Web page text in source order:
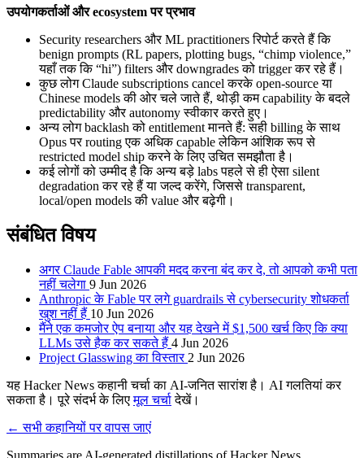
उपयोगकर्ताओं और ecosystem पर प्रभाव
Security researchers और ML practitioners रिपोर्ट करते हैं कि
benign prompts (RL papers, plotting bugs, “chimp violence,”
यहाँ तक कि “hi”) filters और downgrades को trigger कर रहे हैं।
कुछ लोग Claude subscriptions cancel करके open-source या
Chinese models की ओर चले जाते हैं, थोड़ी कम capability के बदले
predictability और autonomy स्वीकार करते हुए।
अन्य लोग backlash को entitlement मानते हैं: सही billing के साथ
Opus पर routing एक अधिक capable लेकिन आंशिक रूप से
restricted model ship करने के लिए उचित समझौता है।
कई लोगों को उम्मीद है कि अन्य बड़े labs पहले से ही ऐसा silent
degradation कर रहे हैं या जल्द करेंगे, जिससे transparent,
local/open models की value और बढ़ेगी।
संबंधित विषय
अगर Claude Fable आपकी मदद करना बंद कर दे, तो आपको कभी पता
नहीं चलेगा 9 Jun 2026
Anthropic के Fable पर लगे guardrails से cybersecurity शोधकर्ता
खुश नहीं हैं 10 Jun 2026
मैंने एक कमजोर ऐप बनाया और यह देखने में $1,500 खर्च किए कि क्या
LLMs उसे हैक कर सकते हैं 4 Jun 2026
Project Glasswing का विस्तार 2 Jun 2026
यह Hacker News कहानी चर्चा का AI-जनित सारांश है। AI गलतियां कर
सकता है। पूरे संदर्भ के लिएमूल चर्चादेखें।
← सभी कहानियों पर वापस जाएं
Summaries are AI-generated distillations of Hacker News